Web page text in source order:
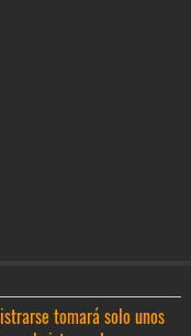
tomará solo unos